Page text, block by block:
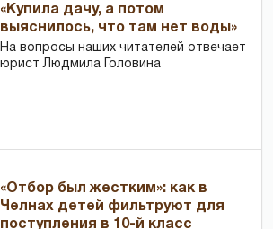
«Купила дачу, а потом
выяснилось, что там нет воды»
На вопросы наших читателей отвечает
юрист Людмила Головина
«Отбор был жестким»: как в
Челнах детей фильтруют для
поступления в 10-й класс